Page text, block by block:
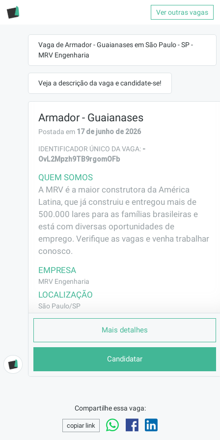
Ver outras vagas
Vaga de Armador - Guaianases em São Paulo - SP -
MRV Engenharia
Veja a descrição da vaga e candidate-se!
Armador - Guaianases
Postada em 17 de junho de 2026
IDENTIFICADOR ÚNICO DA VAGA: -
OvL2Mpzh9TB9rgomOFb
QUEM SOMOS
A MRV é a maior construtora da América
Latina, que já construiu e entregou mais de
500.000 lares para as famílias brasileiras e
está com diversas oportunidades de
emprego. Verifique as vagas e venha trabalhar
conosco.
EMPRESA
MRV Engenharia
LOCALIZAÇÃO
São Paulo/SP
REMUNERAÇÃO
VAGA AFIRMATIVA
Construção Civil
BENEFÍCIOS
Candidatar
Mais detalhes
Compartilhe essa vaga:
copiar link